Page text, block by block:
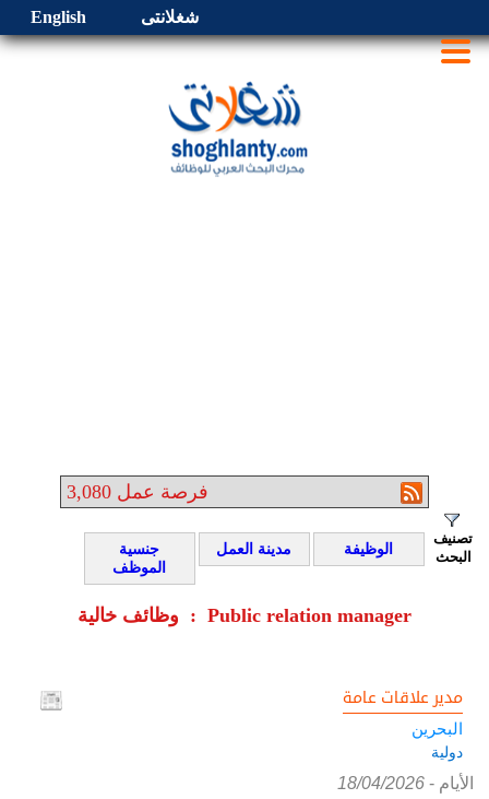
شغلانتى English
3,080 فرصة عمل
تصنيف
البحث
الوظيفة مدينة العمل
جنسية
الموظف
وظائف خالية : Public relation manager
مدير علاقات عامة
البحرين
دولية
الأيام -
18/04/2026